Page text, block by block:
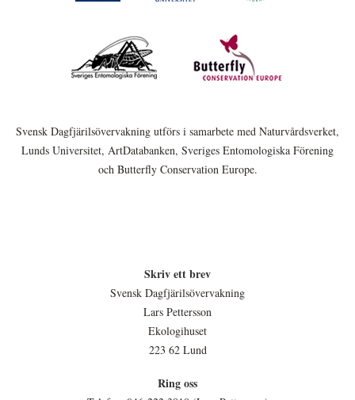
Svensk Dagfjärilsövervakning utförs i samarbete med Naturvårdsverket,
Lunds Universitet, ArtDatabanken, Sveriges Entomologiska Förening
och Butterfly Conservation Europe.
Skriv ett brev
Svensk Dagfjärilsövervakning
Lars Pettersson
Ekologihuset
223 62 Lund
Ring oss